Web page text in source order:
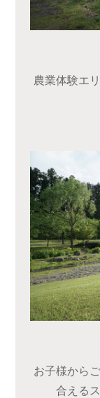
農業体験エ
お子様から
合える